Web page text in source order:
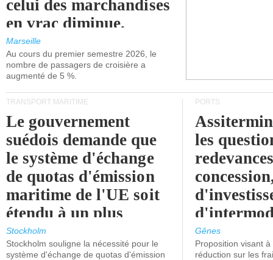
celui des marchandises
en vrac diminue.
Marseille
Au cours du premier semestre 2026, le
nombre de passagers de croisière a
augmenté de 5 %.
TRANSPORT MARITIME
Le gouvernement
suédois demande que
le système d'échange
de quotas d'émission
maritime de l'UE soit
étendu à un plus
grand nombre de
navires.
Stockholm
Stockholm souligne la nécessité pour le
système d'échange de quotas d'émission
PORTS
les
l'attention
politiciens.
Gênes
Proposition visant
réduction sur les